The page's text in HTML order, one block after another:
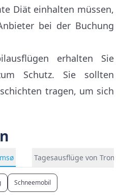
Diät einhalten müssen,
bei der Buchung
erhalten Sie
Schutz. Sie sollten
tragen, um sich
Tagesausflüge von
Schneemobil